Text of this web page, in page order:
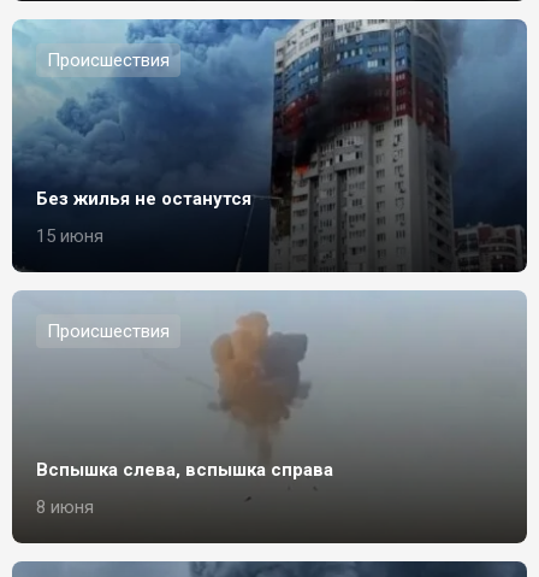
Происшествия
Без жилья не останутся
15 июня
Происшествия
Вспышка слева, вспышка справа
8 июня